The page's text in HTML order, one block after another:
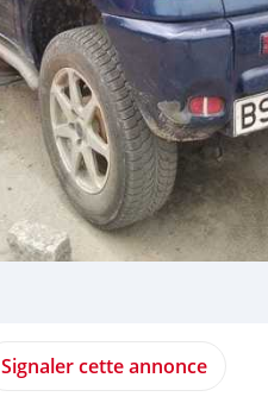
Signaler cette annonce